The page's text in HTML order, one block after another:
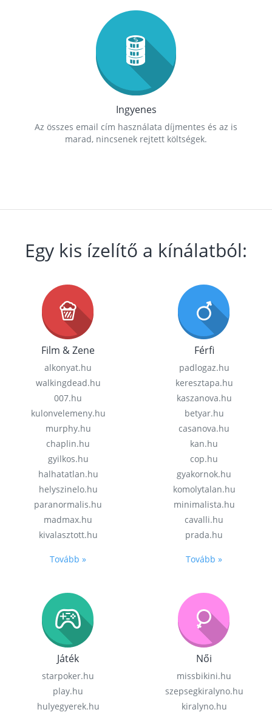
Ingyenes
Az összes email cím használata díjmentes és az is
marad, nincsenek rejtett költségek.
Egy kis ízelítő a kínálatból:
Film & Zene
alkonyat.hu
walkingdead.hu
007.hu
kulonvelemeny.hu
murphy.hu
chaplin.hu
gyilkos.hu
halhatatlan.hu
helyszinelo.hu
paranormalis.hu
madmax.hu
kivalasztott.hu
Tovább »
Férfi
padlogaz.hu
keresztapa.hu
kaszanova.hu
betyar.hu
casanova.hu
kan.hu
cop.hu
gyakornok.hu
komolytalan.hu
minimalista.hu
cavalli.hu
prada.hu
Tovább »
Játék
starpoker.hu
play.hu
hulyegyerek.hu
Női
missbikini.hu
szepsegkiralyno.hu
kiralyno.hu